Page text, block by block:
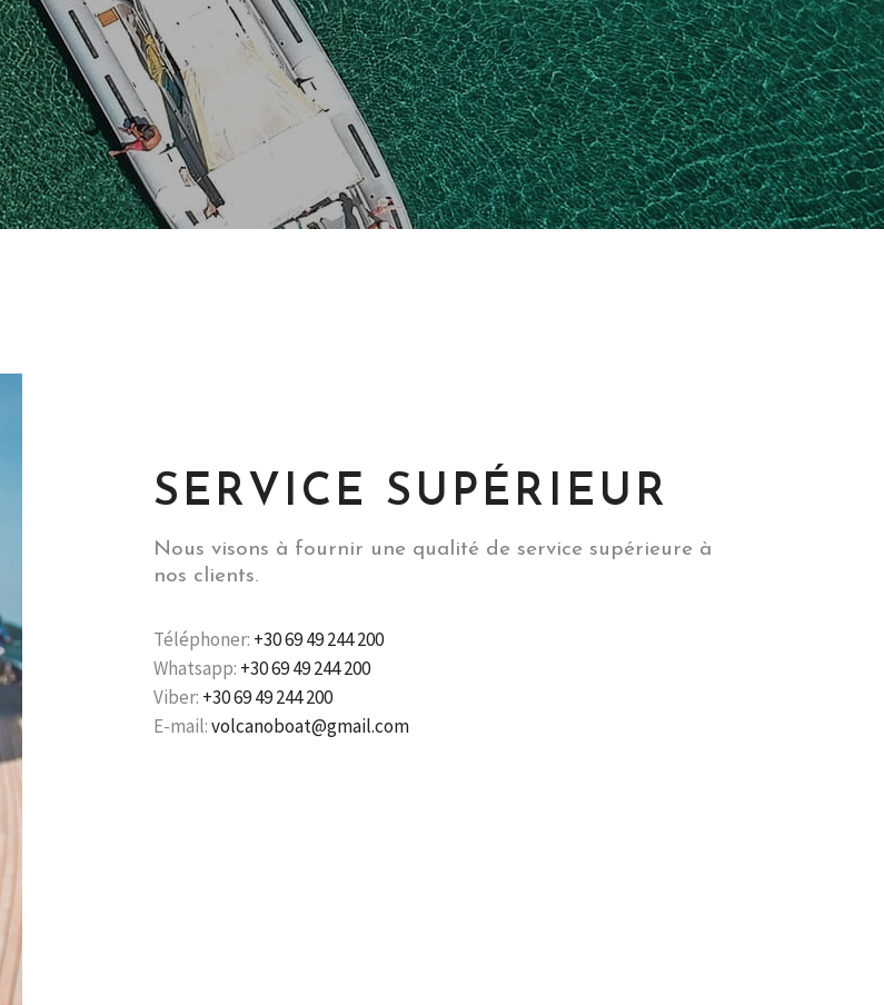
SERVICE SUPÉRIEUR
Nous visons à fournir une qualité de service supérieure à
nos clients.
Téléphoner: +30 69 49 244 200
Whatsapp: +30 69 49 244 200
Viber: +30 69 49 244 200
E-mail:volcanoboat@gmail.com